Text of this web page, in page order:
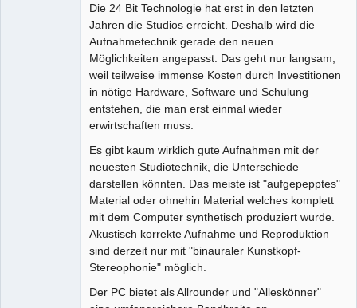
Die 24 Bit Technologie hat erst in den letzten
Jahren die Studios erreicht. Deshalb wird die
Aufnahmetechnik gerade den neuen
Möglichkeiten angepasst. Das geht nur langsam,
weil teilweise immense Kosten durch Investitionen
in nötige Hardware, Software und Schulung
entstehen, die man erst einmal wieder
erwirtschaften muss.
Es gibt kaum wirklich gute Aufnahmen mit der
neuesten Studiotechnik, die Unterschiede
darstellen könnten. Das meiste ist "aufgepepptes"
Material oder ohnehin Material welches komplett
mit dem Computer synthetisch produziert wurde.
Akustisch korrekte Aufnahme und Reproduktion
sind derzeit nur mit "binauraler Kunstkopf-
Stereophonie" möglich.
Der PC bietet als Allrounder und "Alleskönner"